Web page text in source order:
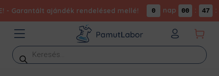
- Garantált ajándék rendelésed mellé! nap 00 : 47 :
Products
search